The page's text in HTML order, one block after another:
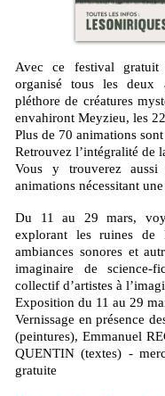
Avec ce festival gratuit dédié aux cultures de l’imaginaire,
organisé tous les deux
pléthore de créatures
envahiront Meyzieu, les
Plus de 70 animations
Retrouvez l’intégralité de
Vous y trouverez aussi
animations nécessitant
Du 11 au 29 mars, voyagez dans des mondes disparus en
explorant les ruines de
ambiances sonores et
imaginaire de science-
collectif d’artistes à
Exposition du 11 au 29
Vernissage en présence
(peintures), Emmanuel
QUENTIN (textes) -
gratuite